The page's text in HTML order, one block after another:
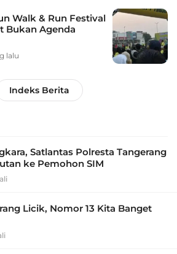
Walk & Run Festival
Bukan Agenda
lalu
Indeks Berita
Satlantas Polresta Tangerang
ke Pemohon SIM
Licik, Nomor 13 Kita Banget